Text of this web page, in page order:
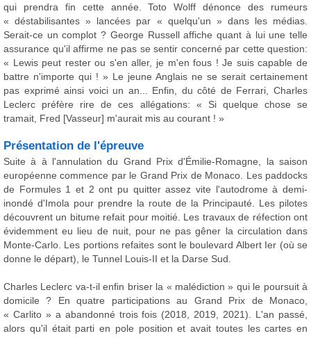
qui prendra fin cette année. Toto Wolff dénonce des rumeurs
« déstabilisantes » lancées par « quelqu'un » dans les médias.
Serait-ce un complot ? George Russell affiche quant à lui une telle
assurance qu'il affirme ne pas se sentir concerné par cette question:
« Lewis peut rester ou s'en aller, je m'en fous ! Je suis capable de
battre n'importe qui ! » Le jeune Anglais ne se serait certainement
pas exprimé ainsi voici un an... Enfin, du côté de Ferrari, Charles
Leclerc préfère rire de ces allégations: « Si quelque chose se
tramait, Fred [Vasseur] m'aurait mis au courant ! »
Présentation de l'épreuve
Suite à à l'annulation du Grand Prix d'Émilie-Romagne, la saison
européenne commence par le Grand Prix de Monaco. Les paddocks
de Formules 1 et 2 ont pu quitter assez vite l'autodrome à demi-
inondé d'Imola pour prendre la route de la Principauté. Les pilotes
découvrent un bitume refait pour moitié. Les travaux de réfection ont
évidemment eu lieu de nuit, pour ne pas gêner la circulation dans
Monte-Carlo. Les portions refaites sont le boulevard Albert Ier (où se
donne le départ), le Tunnel Louis-II et la Darse Sud.
Charles Leclerc va-t-il enfin briser la « malédiction » qui le poursuit à
domicile ? En quatre participations au Grand Prix de Monaco,
« Carlito » a abandonné trois fois (2018, 2019, 2021). L'an passé,
alors qu'il était parti en pole position et avait toutes les cartes en